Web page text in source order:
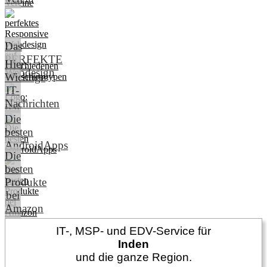
Das
PERFEKTE
Webdesign
Hier:
Wichtige
IT-
Nachrichten
Die
besten
AndroidApps
Die
besten
Produkte
bei
Amazon
IT-, MSP- und EDV-Service für
Inden
und die ganze Region.